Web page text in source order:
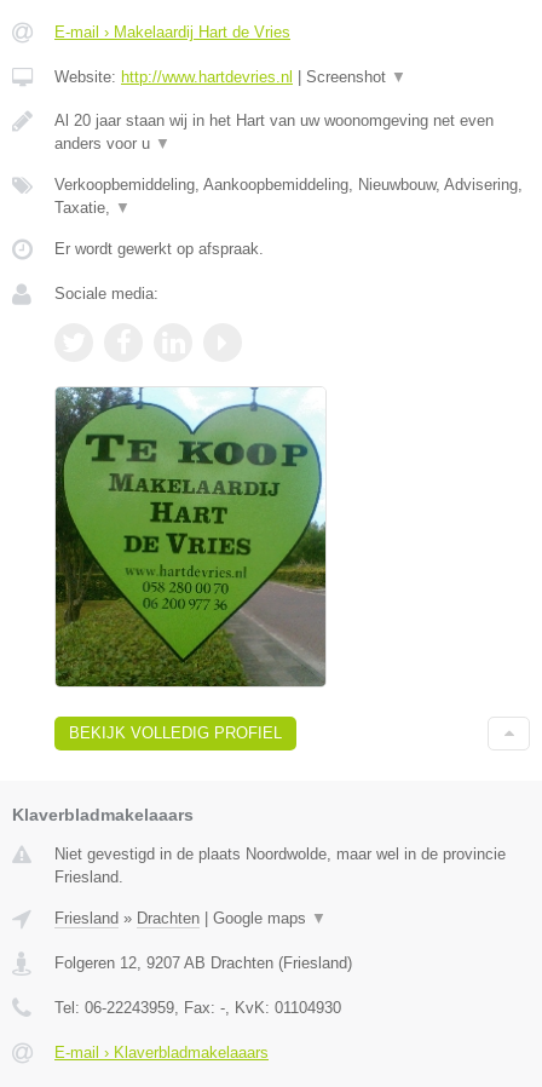
E-mail › Makelaardij Hart de Vries
Website: http://www.hartdevries.nl | Screenshot ▼
Al 20 jaar staan wij in het Hart van uw woonomgeving net even
anders voor u ▼
Verkoopbemiddeling, Aankoopbemiddeling, Nieuwbouw, Advisering,
Taxatie,
▼
Er wordt gewerkt op afspraak.
Sociale media:
BEKIJK VOLLEDIG PROFIEL
Klaverbladmakelaaars
Niet gevestigd in de plaats Noordwolde, maar wel in de provincie
Friesland.
Friesland » Drachten Google maps ▼
Folgeren 12, 9207 AB Drachten (Friesland)
Tel: 06-22243959, Fax: -, KvK: 01104930
E-mail › Klaverbladmakelaaars